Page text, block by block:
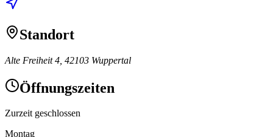
Standort
Alte Freiheit 4, 42103 Wuppertal
Öffnungszeiten
Zurzeit geschlossen
Montag